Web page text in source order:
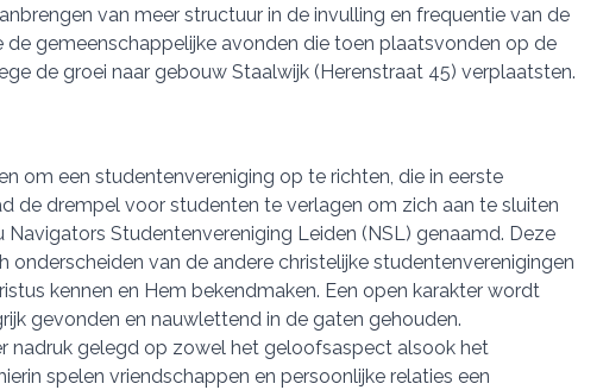
van meer structuur in de invulling en frequentie van de
de gemeenschappelijke avonden die toen plaatsvonden op de
de groei naar gebouw Staalwijk (Herenstraat 45) verplaatsten.
om een studentenvereniging op te richten, die in eerste
de drempel voor studenten te verlagen om zich aan te sluiten
Navigators Studentenvereniging Leiden (NSL) genaamd. Deze
onderscheiden van de andere christelijke studentenverenigingen
kennen en Hem bekendmaken. Een open karakter wordt
gevonden en nauwlettend in de gaten gehouden.
nadruk gelegd op zowel het geloofsaspect alsook het
spelen vriendschappen en persoonlijke relaties een